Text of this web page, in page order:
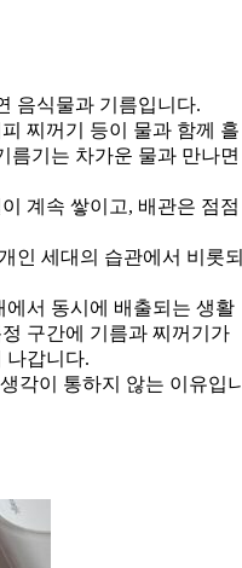
음식물과 기름입니다.
찌꺼기 등이 물과 함께 흘
름기는 차가운 물과 만나면
계속 쌓이고, 배관은 점점
인 세대의 습관에서 비롯
서 동시에 배출되는 생활
구간에 기름과 찌꺼기가
나갑니다.
각이 통하지 않는 이유입